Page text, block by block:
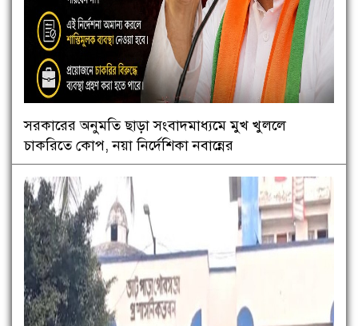
সরকারের অনুমতি ছাড়া সংবাদমাধ্যমে মুখ খুললে
চাকরিতে কোপ, নয়া নির্দেশিকা নবান্নের